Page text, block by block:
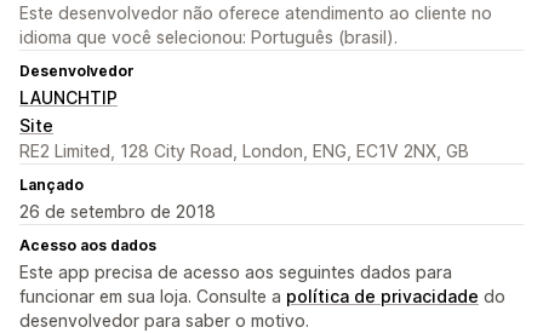
Este desenvolvedor não oferece atendimento ao cliente no
idioma que você selecionou: Português (brasil).
Desenvolvedor
LAUNCHTIP
Site
RE2 Limited, 128 City Road, London, ENG, EC1V 2NX, GB
Lançado
26 de setembro de 2018
Acesso aos dados
Este app precisa de acesso aos seguintes dados para
funcionar em sua loja. Consulte a política de privacidade do
desenvolvedor para saber o motivo.